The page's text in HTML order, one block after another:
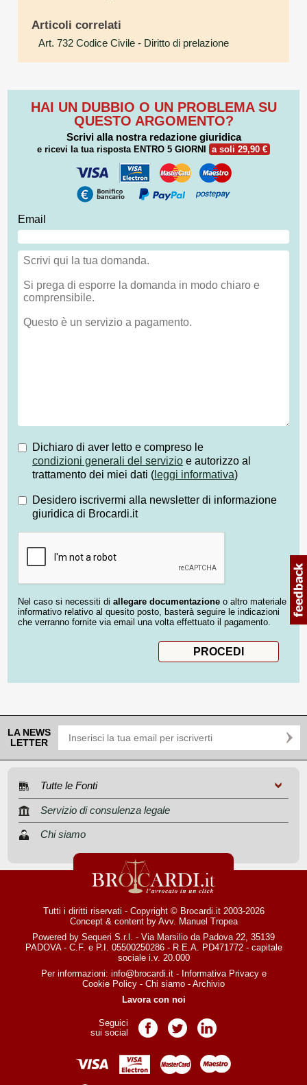
Articoli correlati
Art. 732 Codice Civile - Diritto di prelazione
HAI UN DUBBIO O UN PROBLEMA SU
QUESTO ARGOMENTO?
Scrivi alla nostra redazione giuridica
e ricevi la tua risposta ENTRO 5 GIORNI a soli 29,90 €
Email
Dichiaro di aver letto e compreso le
condizioni generali del servizio e autorizzo al
trattamento dei miei dati ( leggi informativa)
Desidero iscrivermi alla newsletter di informazione
giuridica di Brocardi.it
Nel caso si necessiti di allegare documentazione o altro materiale
informativo relativo al quesito posto, basterà seguire le indicazioni
che verranno fornite via email una volta effettuato il pagamento.
LA NEWS
LETTER
Tutte le Fonti
Servizio di consulenza legale
Chi siamo
Tutti i diritti riservati - Copyright © Brocardi.it 2003-2026
Concept & content by Avv. Manuel Tropea
Powered by Sequeri S.r.l. - Via Marsilio da Padova 22, 35139
PADOVA - C.F. e P.I. 05500250286 - R.E.A. PD471772 - capitale
sociale i.v. 20.000
Per informazioni: info@brocardi.it- Informativa Privacye
Cookie Policy - Chi siamo - Archivio
Lavora con noi
Seguici
sui social
Pagina Facebook
Pagina TwitterPagina LinkedIn